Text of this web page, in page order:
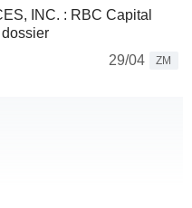
INC. : RBC Capital
29/04
ZM